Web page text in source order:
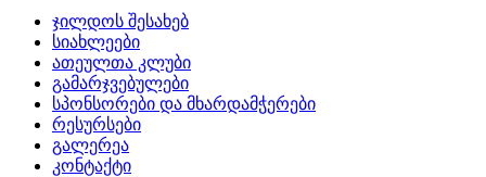
ჯილდოს შესახებ
სიახლეები
ათეულთა კლუბი
გამარჯვებულები
სპონსორები და მხარდამჭერები
რესურსები
გალერეა
კონტაქტი